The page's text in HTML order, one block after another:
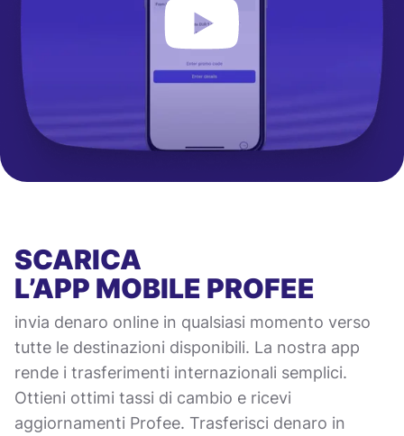
SCARICA
L’APP MOBILE PROFEE
invia denaro online in qualsiasi momento verso
tutte le destinazioni disponibili. La nostra app
rende i trasferimenti internazionali semplici.
Ottieni ottimi tassi di cambio e ricevi
aggiornamenti Profee. Trasferisci denaro in